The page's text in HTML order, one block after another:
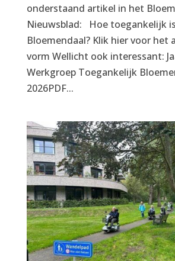
onderstaand artikel in het
Nieuwsblad: Hoe toegankelijk is
Bloemendaal? Klik hier voor het
vorm Wellicht ook interessant:
Werkgroep Toegankelijk
2026PDF...